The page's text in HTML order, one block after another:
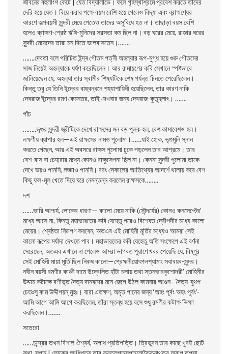
জীবনের বহুলাংশ কেটে | যেত বিদ্যালাভে। ফলে গৃহস্থাশ্রমে প্রবেশ করতে তাদের
দেরি হয়ে যেত। বিয়ে করার পক্ষে বয়স বেশি হয়ে গেলেও বিদ্যা এবং ব্রাহ্মণ্যের
কারণে অল্পবয়সী সুন্দরী মেয়ে পেতেও তাদের অসুবিধে হত না। তাছাড়া বয়স বেশি
হলেও ব্রাহ্মণ-শ্রেষ্ঠ ঋষি-মুনিদের সরসতা কম ছিল না। বড় ঘরের মেয়ে, রাজার ঘরের
সুন্দরী মেয়েদের তারা মন দিতে ভালবাসতেন।…….
…….দেবতা বলে পরিচিত ইন্দ্ৰ গৌতম পত্নী অহল্যার রূপ-মুগ্ধ হয়ে গুরু গৌতমের
সাজ নিয়েই অহল্যাকে ধর্ষণ করেছিলেন। আর রামায়ণের কবি সেখানে স্পষ্টভাবে
জানিয়েছেন যে, অহল্যা তার স্বামীর শিষ্যটিকে শেষ পর্যন্ত চিনতে পেরেছিলেন।
কিন্তু তবু যে তিনি ইন্দ্রের বাহুবন্ধনে শয্যাশায়িনী হয়েছিলেন, তার কারণ নাকি
দেবরাজ ইন্দ্রের রমণ কেমনতর, তাই দেখবার জন্য দেবরাজ-কুতুহলাৎ। …….
পাঁচ
……..ভৃগুর সুন্দরী স্ত্রীটিকে দেখে রাক্ষসের মন বড় পুলক হল, বেশ কামাবেশও হল।
লক্ষণীয় ব্যাপার হল—এই রাক্ষসের নামও পুলােমা।……যাই হােক, ভৃগুমুনি স্নান
করতে গেছেন, আর এই অবসরে রাক্ষস পুলােমা ঢুকে পড়লেন তার আশ্রমে। তার
বেশ-বাস বা চেহারার মধ্যে কোনও রাক্ষুসেপনা ছিল না। কেননা সুন্দরী পুলােমা তাকে
দেখে ভয়ও পাননি, লজ্জাও পাননি। বরং সেকালের আতিথ্যের আদর্শে থালায় করে বেশ
কিছু ফল-মূল খেতে দিয়ে ঘরে নেমন্তন্ন করলেন রাক্ষসকে……..
দশ
……ভারি আশ্চর্য, লােকের ধারণা— কালাে মেয়ে নাকি (সৌন্দর্যের) কোনও কনসেপ্টের’
মধ্যে আসে না, কিন্তু মহাভারতের কবি যেহেতু পরেও বিশেষত দ্রৌপদীর মধ্যে কালাে
মেয়ের। শ্ৰেষ্ঠতা নিরূপণ করবেন, অতএব এই মােহিনী মূর্তির মধ্যেও আমরা সেই
কালাে রূপের মর্যাদা দেখতে পাব। মহাভারতের কবি যেহেতু অতি সংক্ষেপে এই বর্ণনা
সেরেছেন, অতএব এখানে না পেলেও আমরা ভাগবত পুরাণে খবর পেয়েছি যে, বিষ্ণুর
সেই মােহিনী মায়া মূর্তি ছিল নিকষ কালাে—প্রেক্ষনীয়ােৎপলশ্যামাং সবাবয়ব-সুন্দর।
নবীন বয়সী রমণীর কাঞ্চী দামে উদ্বেলিত হাঁটা চলায় তথা স্তনভারকৃশােদরী’ মােহিনীর
উদ্দাম কটাক্ষে বশীভূত দৈত্য দানবদের মনে জেগে উঠল কামনার আগুন– দৈত্য-যুথপ
চেতঃসু কাম উদ্দীপয়ন্ মুহুঃ। যারা এতক্ষণ, অমৃত পানের জন্য ‘অহং পূর্বং অহং পূর্বং’-
আমি আগে আমি আগে করছিলেন, তাঁরা স্তব্ধ হয়ে বসে শুধু রমণীর কটাক্ষ ভিক্ষা
করছিলেন।…….
সতেরাে
……চন্দ্রের তখন বিশাল ঐশ্বর্য, অগাধ প্রতিপত্তি। ত্রিভুবন তার কাছে খুবই ছােট